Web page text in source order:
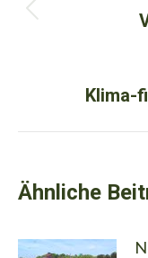
Klima-
Ähnliche